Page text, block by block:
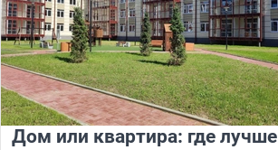
Дом или квартира: где лучше